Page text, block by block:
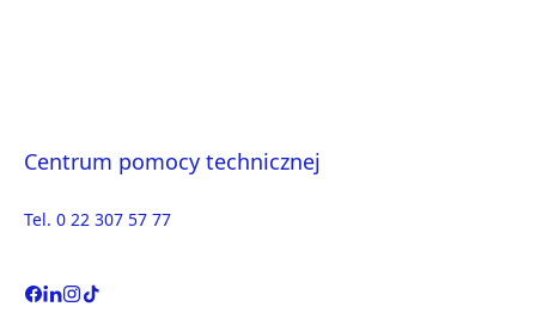
Centrum pomocy technicznej
Tel. 0 22 307 57 77